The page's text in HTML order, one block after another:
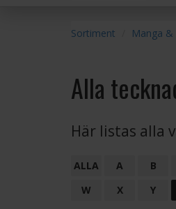
Sortiment Manga &
Alla
Här listas alla
ALLA A B
W
X Y